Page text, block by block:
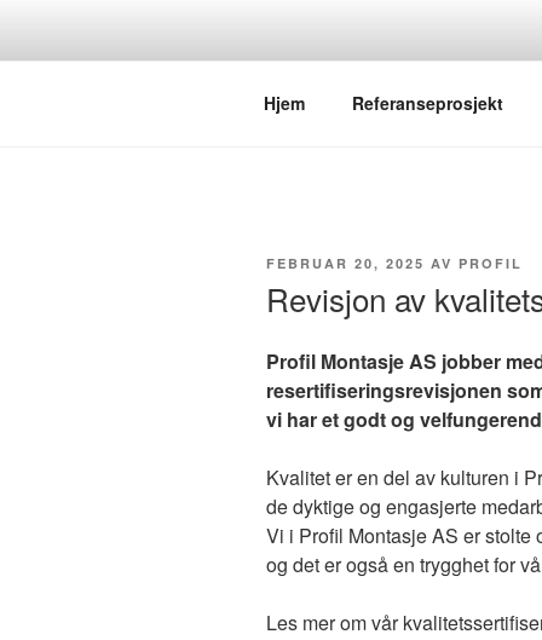
Hjem Referanseprosjekt
PUBLISERT
FEBRUAR 20, 2025 AV PROFIL
Revisjon av
Profil Montasje AS jobber
resertifiseringsrevisjonen
vi har et godt og
Kvalitet er en del av kulturen i
de dyktige og engasjerte
Vi i Profil Montasje AS er
og det er også en trygghet for
Les mer om vår